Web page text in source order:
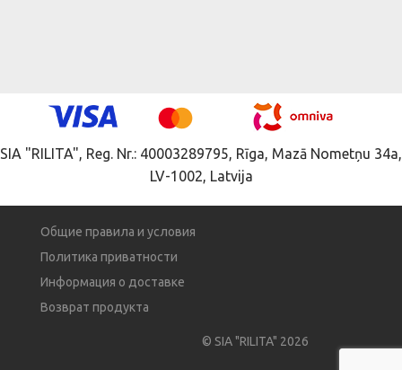
SIA "RILITA", Reg. Nr.: 40003289795, Rīga, Mazā Nometņu 34a,
LV-1002, Latvija
Общие правила и условия
Политика приватности
Информация о доставке
Возврат продукта
© SIA "RILITA" 2026